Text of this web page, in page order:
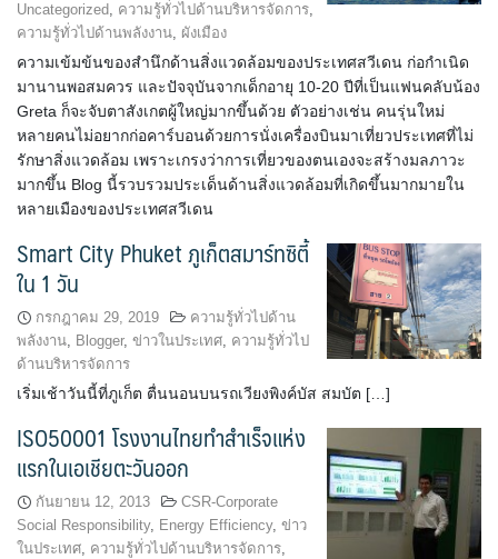
Uncategorized, ความรู้ทั่วไปด้านบริหารจัดการ,
ความรู้ทั่วไปด้านพลังงาน, ผังเมือง
ความเข้มข้นของสำนึกด้านสิ่งแวดล้อมของประเทศสวีเดน ก่อกำเนิด
มานานพอสมควร และปัจจุบันจากเด็กอายุ 10-20 ปีที่เป็นแฟนคลับน้อง
Greta ก็จะจับตาสังเกตผู้ใหญ่มากขึ้นด้วย ตัวอย่างเช่น คนรุ่นใหม่
หลายคนไม่อยากก่อคาร์บอนด้วยการนั่งเครื่องบินมาเที่ยวประเทศที่ไม่
รักษาสิ่งแวดล้อม เพราะเกรงว่าการเที่ยวของตนเองจะสร้างมลภาวะ
มากขึ้น Blog นี้รวบรวมประเด็นด้านสิ่งแวดล้อมที่เกิดขึ้นมากมายใน
หลายเมืองของประเทศสวีเดน
Smart City Phuket ภูเก็ตสมาร์ทซิตี้
ใน 1 วัน
กรกฎาคม 29, 2019
ความรู้ทั่วไปด้าน
พลังงาน, Blogger, ข่าวในประเทศ, ความรู้ทั่วไป
ด้านบริหารจัดการ
เริ่มเช้าวันนี้ที่ภูเก็ต ตื่นนอนบนรถเวียงพิงค์บัส สมบัต […]
ISO50001 โรงงานไทยทำสำเร็จแห่ง
แรกในเอเชียตะวันออก
กันยายน 12, 2013
CSR-Corporate
Social Responsibility, Energy Efficiency, ข่าว
ในประเทศ, ความรู้ทั่วไปด้านบริหารจัดการ,